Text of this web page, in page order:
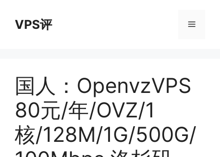
VPS评 菜
国人：OpenvzVPS
80元/年/OVZ/1
核/128M/1G/500G/